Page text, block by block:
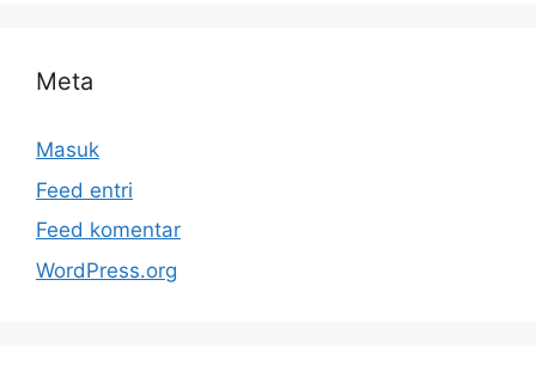
Meta
Masuk
Feed entri
Feed komentar
WordPress.org